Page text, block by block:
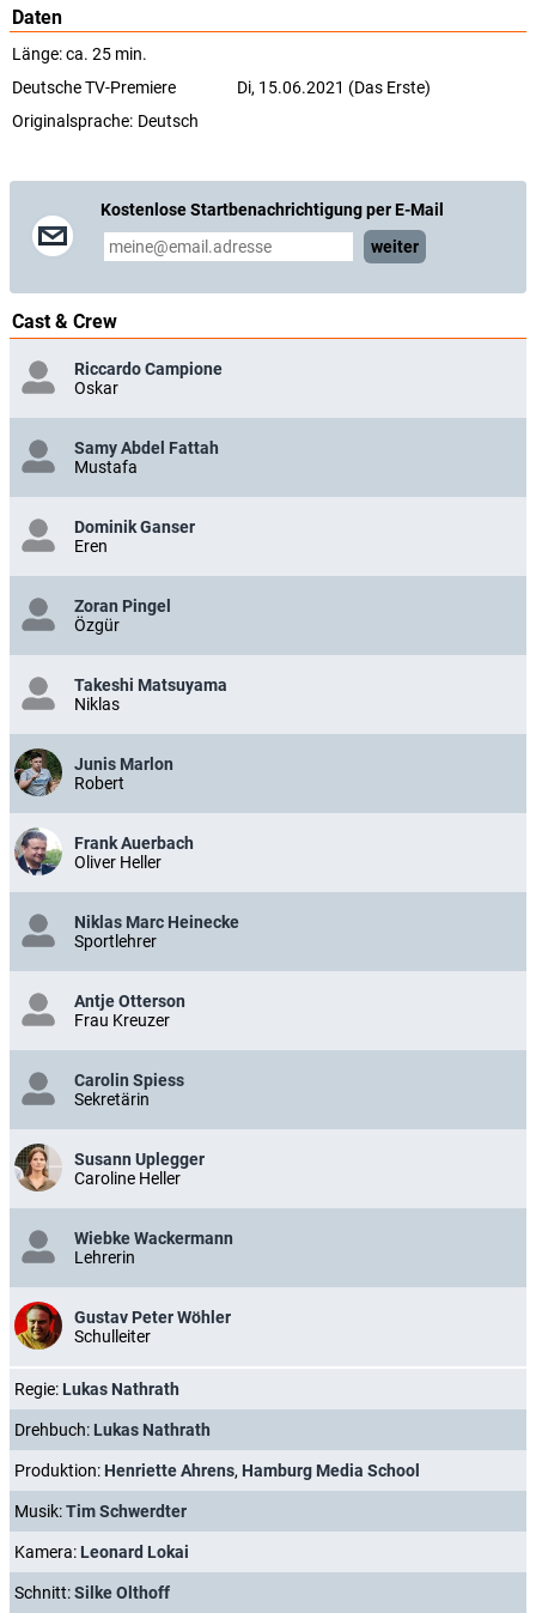
Daten
Länge: ca. 25 min.
Deutsche TV-Premiere
Di, 15.06.2021 (Das Erste)
Originalsprache: Deutsch
Kostenlose Startbenachrichtigung per E-Mail
weiter
Cast & Crew
Riccardo Campione
Oskar
Samy Abdel Fattah
Mustafa
Dominik Ganser
Eren
Zoran Pingel
Özgür
Takeshi Matsuyama
Niklas
Junis Marlon
Robert
Frank Auerbach
Oliver Heller
Niklas Marc Heinecke
Sportlehrer
Antje Otterson
Frau Kreuzer
Carolin Spiess
Sekretärin
Susann Uplegger
Caroline Heller
Wiebke Wackermann
Lehrerin
Gustav Peter Wöhler
Schulleiter
Regie: Lukas Nathrath
Drehbuch: Lukas Nathrath
Produktion: Henriette Ahrens, Hamburg Media School
Musik:Tim Schwerdter
Kamera: Leonard Lokai
Schnitt:Silke Olthoff